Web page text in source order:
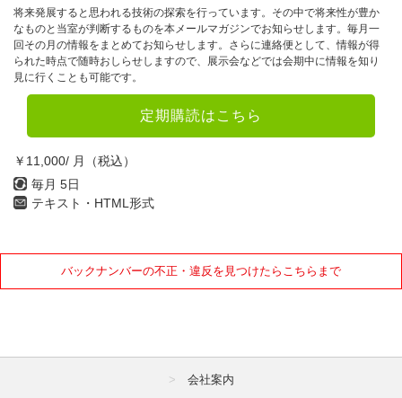
将来発展すると思われる技術の探索を行っています。その中で将来性が豊か
なものと当室が判断するものを本メールマガジンでお知らせします。毎月一
回その月の情報をまとめてお知らせします。さらに連絡便として、情報が得
られた時点で随時おしらせしますので、展示会などでは会期中に情報を知り
見に行くことも可能です。
定期購読はこちら
￥11,000/ 月（税込）
毎月 5日
テキスト・HTML形式
バックナンバーの不正・違反を見つけたらこちらまで
7月 8月 9月
10月 11月 12月
2022年
2月
4月
7月
2021年
8月
会社案内